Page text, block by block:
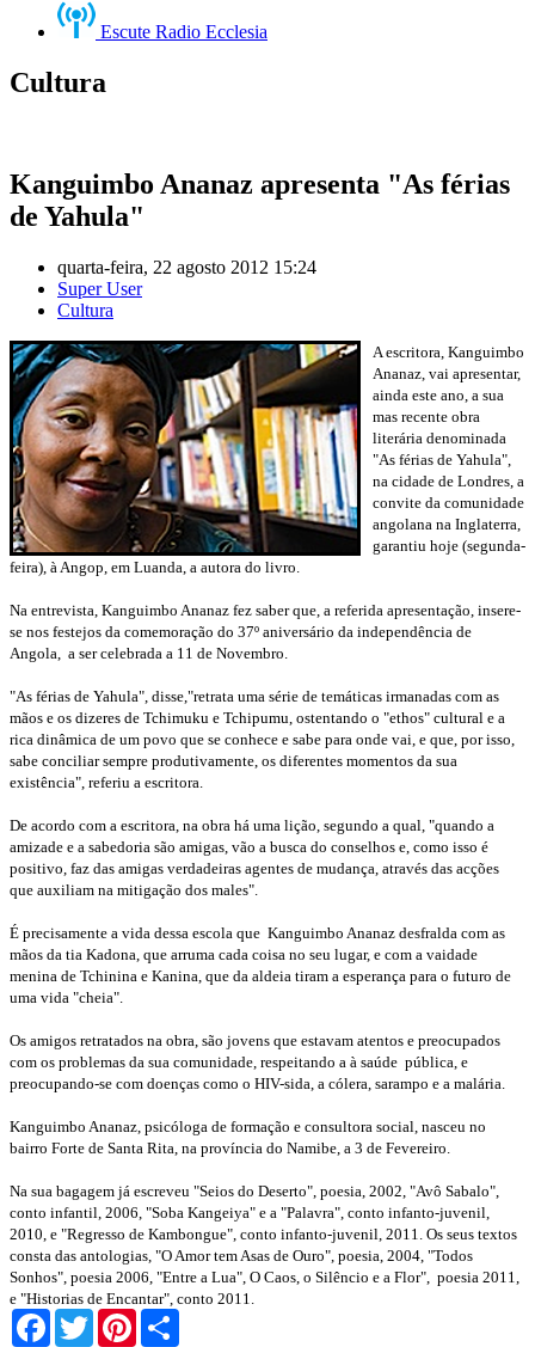
Escute Radio Ecclesia
Cultura
Kanguimbo Ananaz apresenta "As férias
de Yahula"
quarta-feira, 22 agosto 2012 15:24
Super User
Cultura
A escritora, Kanguimbo
Ananaz, vai apresentar,
ainda este ano, a sua
mas recente obra
literária denominada
"As férias de Yahula",
na cidade de Londres, a
convite da comunidade
angolana na Inglaterra,
garantiu hoje (segunda-
feira), à Angop, em Luanda, a autora do livro.
Na entrevista, Kanguimbo Ananaz fez saber que, a referida apresentação, insere-
se nos festejos da comemoração do 37º aniversário da independência de
Angola, a ser celebrada a 11 de Novembro.
"As férias de Yahula", disse,"retrata uma série de temáticas irmanadas com as
mãos e os dizeres de Tchimuku e Tchipumu, ostentando o "ethos" cultural e a
rica dinâmica de um povo que se conhece e sabe para onde vai, e que, por isso,
sabe conciliar sempre produtivamente, os diferentes momentos da sua
existência", referiu a escritora.
De acordo com a escritora, na obra há uma lição, segundo a qual, "quando a
amizade e a sabedoria são amigas, vão a busca do conselhos e, como isso é
positivo, faz das amigas verdadeiras agentes de mudança, através das acções
que auxiliam na mitigação dos males".
É precisamente a vida dessa escola que Kanguimbo Ananaz desfralda com as
mãos da tia Kadona, que arruma cada coisa no seu lugar, e com a vaidade
menina de Tchinina e Kanina, que da aldeia tiram a esperança para o futuro de
uma vida "cheia".
Os amigos retratados na obra, são jovens que estavam atentos e preocupados
com os problemas da sua comunidade, respeitando a à saúde pública, e
preocupando-se com doenças como o HIV-sida, a cólera, sarampo e a malária.
Kanguimbo Ananaz, psicóloga de formação e consultora social, nasceu no
bairro Forte de Santa Rita, na província do Namibe, a 3 de Fevereiro.
Na sua bagagem já escreveu "Seios do Deserto", poesia, 2002, "Avô Sabalo",
conto infantil, 2006, "Soba Kangeiya" e a "Palavra", conto infanto-juvenil,
2010, e "Regresso de Kambongue", conto infanto-juvenil, 2011. Os seus textos
consta das antologias, "O Amor tem Asas de Ouro", poesia, 2004, "Todos
Sonhos", poesia 2006, "Entre a Lua", O Caos, o Silêncio e a Flor", poesia 2011,
e "Historias de Encantar", conto 2011.
Facebook
TwitterPinterest